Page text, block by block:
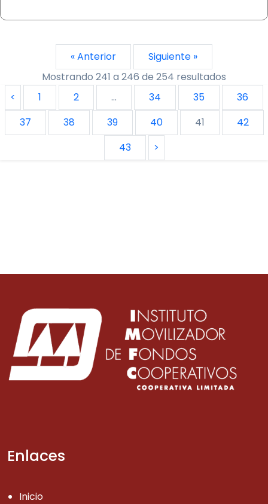
« Anterior
Siguiente »
Mostrando 241 a 246 de 254 resultados
<
1 2 ... 34 35
36
37
38 39 40 41
42
43
>
Enlaces
Inicio